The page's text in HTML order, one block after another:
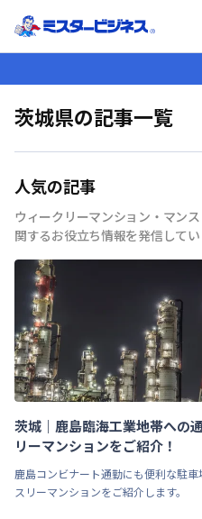
茨城県の記事一覧
人気の記事
ウィークリーマンション・マン
関するお役立ち情報を発信してい
茨城｜鹿島臨海工業地帯への
リーマンションをご紹介！
鹿島コンビナート通勤にも便利な駐
スリーマンションをご紹介します。